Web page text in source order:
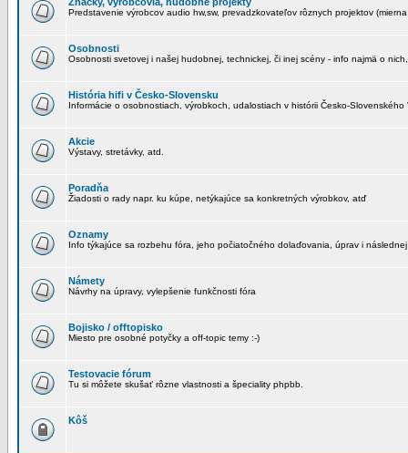
Predstavenie výrobcov audio hw,sw, prevadzkovateľov rôznych projektov
Osobnosti
Osobnosti svetovej i našej hudobnej, technickej, či inej scény - info najmä o
História hifi v Česko-Slovensku
Informácie o osobnostiach, výrobkoch, udalostiach v histórii Česko-Slovenského
Akcie
Výstavy, stretávky, atd.
Poradňa
Žiadosti o rady napr. ku kúpe, netýkajúce sa konkretných výrobkov, atď
Oznamy
Info týkajúce sa rozbehu fóra, jeho počiatočného dolaďovania, úprav i
Námety
Návrhy na úpravy, vylepšenie funkčnosti fóra
Bojisko / offtopisko
Miesto pre osobné potyčky a off-topic temy :-)
Testovacie fórum
Tu si môžete skušať rôzne vlastnosti a špeciality phpbb.
Kôš